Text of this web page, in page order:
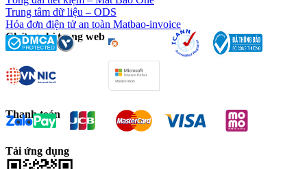
Trung tâm dữ liệu – ODS
Hóa đơn điện tử an toàn Matbao-invoice
Chứng chỉ trang web
Thanh toán
Tải ứng dụng